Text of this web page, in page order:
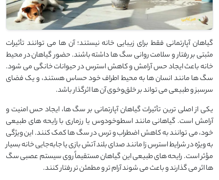
گیاهان آپارتمانی فقط برای زیبایی خانه نیستند؛ آن ‌ها می ‌توانند تأثیرات
مثبتی بر رفتار و سلامت روانی سگ ‌ها داشته باشند. حضور گیاهان در محیط
خانه باعث ایجاد حس آرامش و کاهش استرس در حیوانات خانگی می ‌شود.
سگ‌ ها مانند انسان ‌ها به محیط اطراف خود حساس هستند، و یک فضای
سرسبز و طبیعی می‌ تواند بر خلق‌وخوی آن ‌ها اثرگذار باشد.
یکی از اصلی ‌ترین تأثیرات گیاهان آپارتمانی بر سگ ‌ها، ایجاد حس امنیت و
آرامش است. گیاهانی مانند اسطوخودوس یا رزماری با رایحه‌ های طبیعی
خود، می ‌توانند به کاهش اضطراب و ترس در سگ ‌ها کمک کنند. این ویژگی
به‌ ویژه در شرایط استرس ‌زا مانند صدای بلند آتش ‌بازی یا جابه‌جایی خانه بسیار
مؤثر است. رایحه ‌های طبیعی این گیاهان مستقیماً روی سیستم عصبی سگ
‌ها اثر می‌ گذارند و باعث می ‌شوند آرام ‌تر و مطمئن ‌تر رفتار کنند.